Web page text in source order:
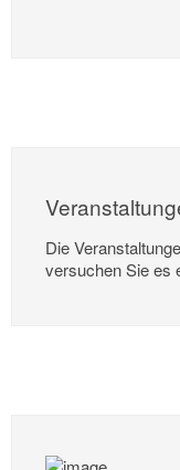
Die
versuchen Sie es